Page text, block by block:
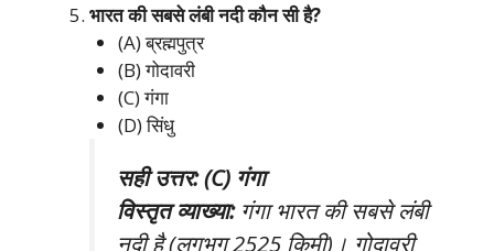
भारत की सबसे लंबी नदी कौन सी है?
(A) ब्रह्मपुत्र
(B) गोदावरी
(C) गंगा
(D) सिंधु
सही उत्तर: (C) गंगा
विस्तृत व्याख्या:गंगा भारत की सबसे लंबी
नदी है (लगभग 2525 किमी)। गोदावरी